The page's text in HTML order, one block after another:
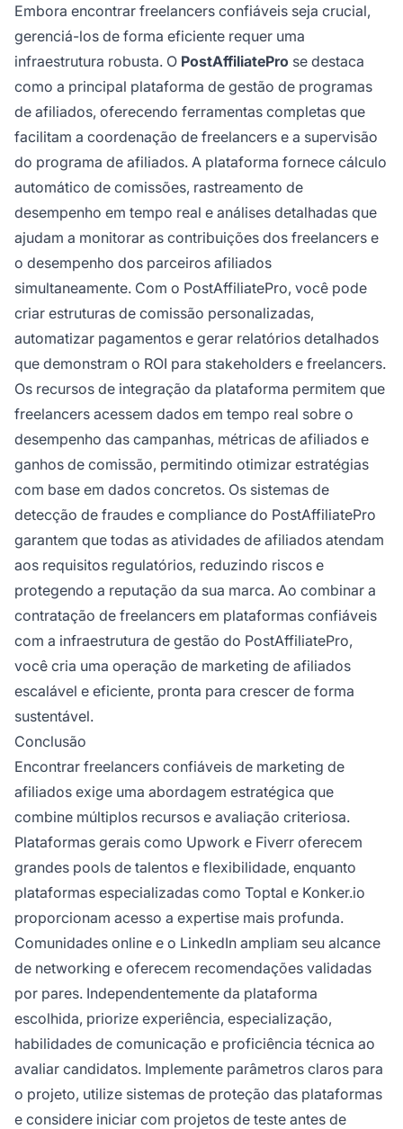
Embora encontrar freelancers confiáveis seja crucial,
gerenciá-los de forma eficiente requer uma
infraestrutura robusta. O PostAffiliatePro se destaca
como a principal plataforma de gestão de programas
de afiliados, oferecendo ferramentas completas que
facilitam a coordenação de freelancers e a supervisão
do programa de afiliados. A plataforma fornece cálculo
automático de comissões, rastreamento de
desempenho em tempo real e análises detalhadas que
ajudam a monitorar as contribuições dos freelancers e
o desempenho dos parceiros afiliados
simultaneamente. Com o PostAffiliatePro, você pode
criar estruturas de comissão personalizadas,
automatizar pagamentos e gerar relatórios detalhados
que demonstram o ROI para stakeholders e freelancers.
Os recursos de integração da plataforma permitem que
freelancers acessem dados em tempo real sobre o
desempenho das campanhas, métricas de afiliados e
ganhos de comissão, permitindo otimizar estratégias
com base em dados concretos. Os sistemas de
detecção de fraudes e compliance do PostAffiliatePro
garantem que todas as atividades de afiliados atendam
aos requisitos regulatórios, reduzindo riscos e
protegendo a reputação da sua marca. Ao combinar a
contratação de freelancers em plataformas confiáveis
com a infraestrutura de gestão do PostAffiliatePro,
você cria uma operação de marketing de afiliados
escalável e eficiente, pronta para crescer de forma
sustentável.
Conclusão
Encontrar freelancers confiáveis de marketing de
afiliados exige uma abordagem estratégica que
combine múltiplos recursos e avaliação criteriosa.
Plataformas gerais como Upwork e Fiverr oferecem
grandes pools de talentos e flexibilidade, enquanto
plataformas especializadas como Toptal e Konker.io
proporcionam acesso a expertise mais profunda.
Comunidades online e o LinkedIn ampliam seu alcance
de networking e oferecem recomendações validadas
por pares. Independentemente da plataforma
escolhida, priorize experiência, especialização,
habilidades de comunicação e proficiência técnica ao
avaliar candidatos. Implemente parâmetros claros para
o projeto, utilize sistemas de proteção das plataformas
e considere iniciar com projetos de teste antes de